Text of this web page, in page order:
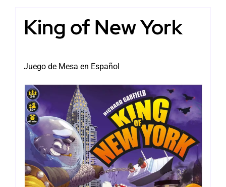
King of New York
Juego de Mesa en Español